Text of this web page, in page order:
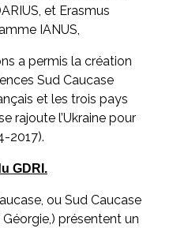
et Erasmus
IANUS,
a permis la création
Sud Caucase
et les trois pays
rajoute l’Ukraine pour
2017).
GDRI.
ou Sud Caucase
présentent un